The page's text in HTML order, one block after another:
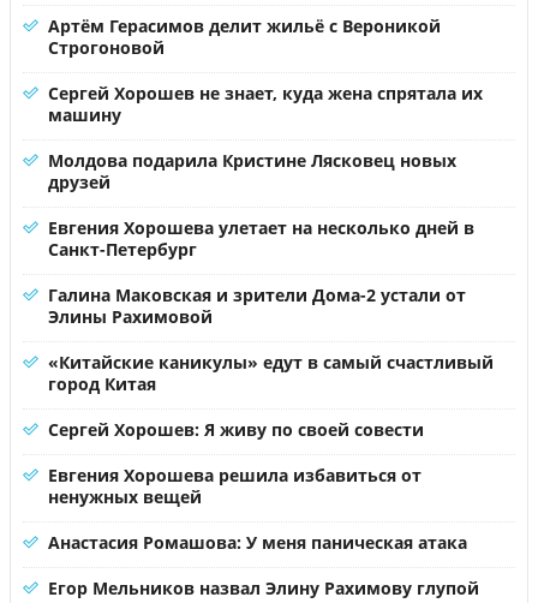
Артём Герасимов делит жильё с Вероникой
Строгоновой
Сергей Хорошев не знает, куда жена спрятала их
машину
Молдова подарила Кристине Лясковец новых
друзей
Евгения Хорошева улетает на несколько дней в
Санкт-Петербург
Галина Маковская и зрители Дома-2 устали от
Элины Рахимовой
«Китайские каникулы» едут в самый счастливый
город Китая
Сергей Хорошев: Я живу по своей совести
Евгения Хорошева решила избавиться от
ненужных вещей
Анастасия Ромашова: У меня паническая атака
Егор Мельников назвал Элину Рахимову глупой